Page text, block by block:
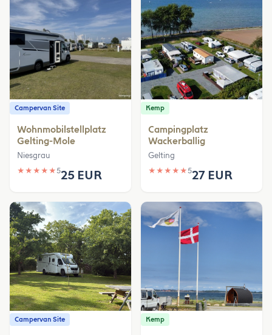
Campervan Site
Wohnmobilstellplatz
Gelting-Mole
Niesgrau
★ ★ ★ ★ ★525 EUR
Kemp
Campingplatz
Wackerballig
Gelting
★ ★ ★ ★ ★527 EUR
Campervan Site Kemp